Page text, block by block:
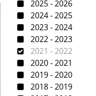
2025 - 2026
2024 - 2025
2023 - 2024
2022 - 2023
2021 - 2022
2020 - 2021
2019 - 2020
2018 - 2019